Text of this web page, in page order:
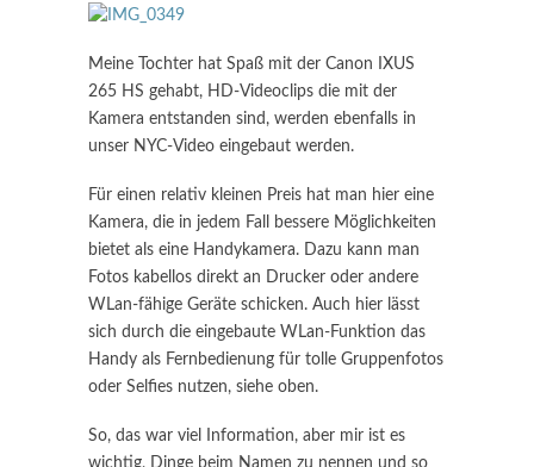
Meine Tochter hat Spaß mit der Canon IXUS
265 HS gehabt, HD-Videoclips die mit der
Kamera entstanden sind, werden ebenfalls in
unser NYC-Video eingebaut werden.
Für einen relativ kleinen Preis hat man hier eine
Kamera, die in jedem Fall bessere Möglichkeiten
bietet als eine Handykamera. Dazu kann man
Fotos kabellos direkt an Drucker oder andere
WLan-fähige Geräte schicken. Auch hier lässt
sich durch die eingebaute WLan-Funktion das
Handy als Fernbedienung für tolle Gruppenfotos
oder Selfies nutzen, siehe oben.
So, das war viel Information, aber mir ist es